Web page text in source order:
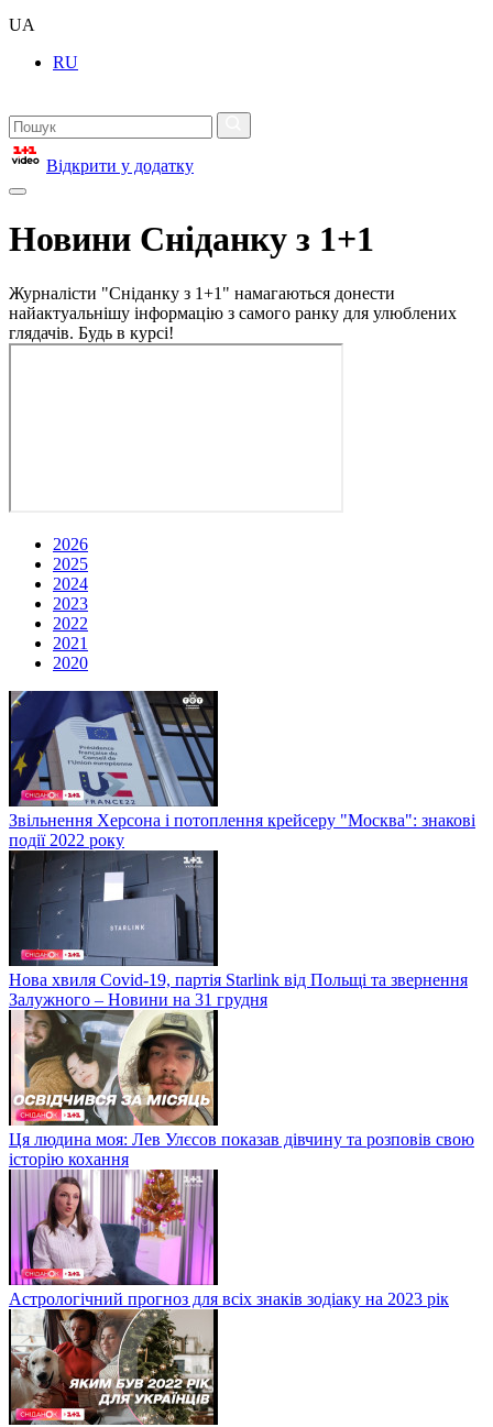
UA
RU
Відкрити у додатку
Новини Сніданку з 1+1
Журналісти "Сніданку з 1+1" намагаються донести
найактуальнішу інформацію з самого ранку для улюблених
глядачів. Будь в курсі!
2026
2025
2024
2023
2022
2021
2020
Звільнення Херсона і потоплення крейсеру "Москва": знакові
події 2022 року
Нова хвиля Covid-19, партія Starlink від Польщі та звернення
Залужного – Новини на 31 грудня
Ця людина моя: Лев Улєсов показав дівчину та розповів свою
історію кохання
Астрологічний прогноз для всіх знаків зодіаку на 2023 рік